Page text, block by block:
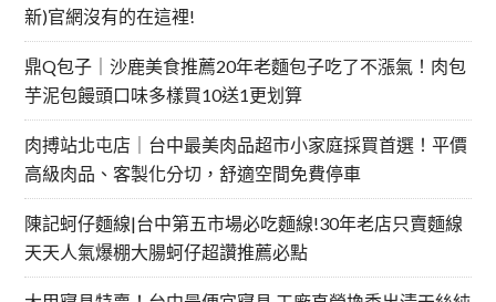
新)官網沒有的在這裡!
鼎Q包子｜沙鹿美食推薦20年老麵包子吃了不漲氣！肉包
芋泥包饅頭口味多樣買10送1更划算
肉搏站北屯店｜台中最美肉品超市小家庭採買首選！平價
高級肉品、客製化分切，舒適空間免費停車
陳記蚵仔麵線|台中第五市場必吃麵線!30年老店只賣麵線
天天人氣爆棚大腸蚵仔超讚推薦必點